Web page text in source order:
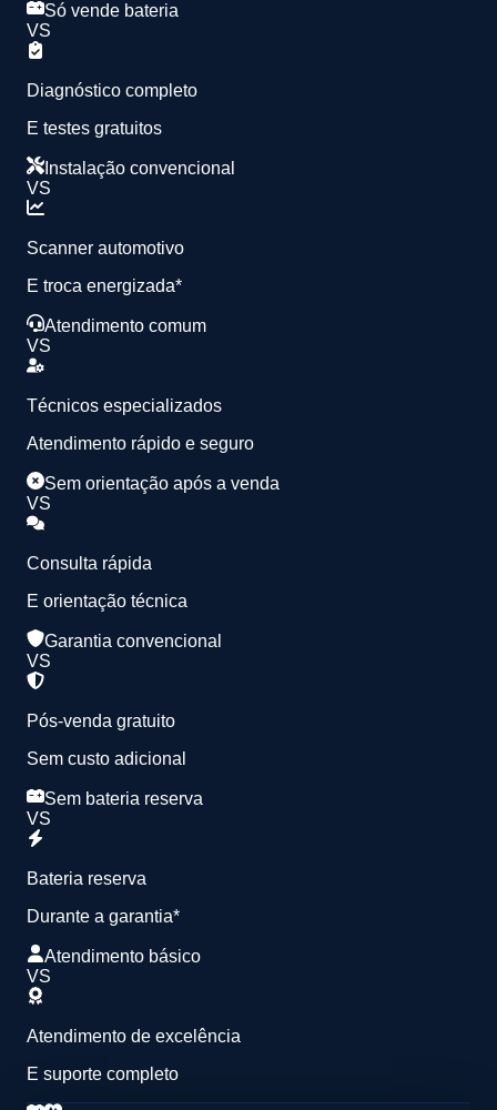
Só vende bateria
VS
Diagnóstico completo
E testes gratuitos
Instalação convencional
VS
Scanner automotivo
E troca energizada*
Atendimento comum
VS
Técnicos especializados
Atendimento rápido e seguro
Sem orientação após a venda
VS
Consulta rápida
E orientação técnica
Garantia convencional
VS
Pós-venda gratuito
Sem custo adicional
Sem bateria reserva
VS
Bateria reserva
Durante a garantia*
Atendimento básico
VS
Atendimento de excelência
E suporte completo